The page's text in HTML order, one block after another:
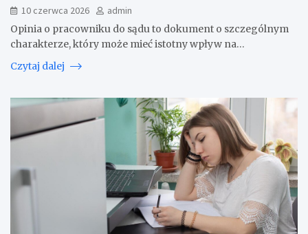
10 czerwca 2026
admin
Opinia o pracowniku do sądu to dokument o szczególnym
charakterze, który może mieć istotny wpływ na…
Czytaj dalej